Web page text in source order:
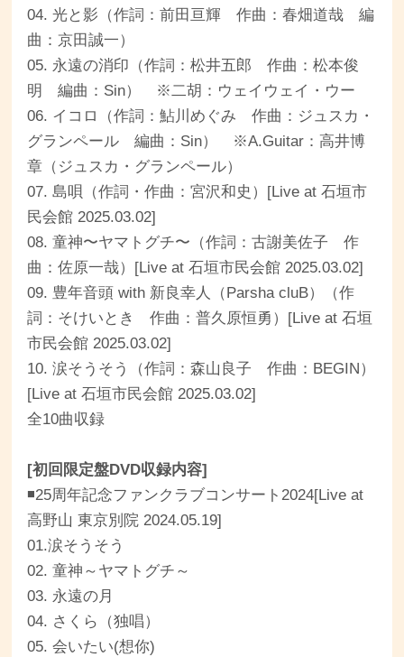
04. 光と影（作詞：前田亘輝 作曲：春畑道哉 編
曲：京田誠一）
05. 永遠の消印（作詞：松井五郎 作曲：松本俊
明 編曲：Sin） ※二胡：ウェイウェイ・ウー
06. イコロ（作詞：鮎川めぐみ 作曲：ジュスカ・
グランペール 編曲：Sin） ※A.Guitar：高井博
章（ジュスカ・グランペール）
07. 島唄（作詞・作曲：宮沢和史）[Live at ⽯垣市
⺠会館 2025.03.02]
08. 童神〜ヤマトグチ〜（作詞：古謝美佐子 作
曲：佐原一哉）[Live at ⽯垣市⺠会館 2025.03.02]
09. 豊年音頭 with 新良幸人（Parsha cluB）（作
詞：そけいとき 作曲：普久原恒勇）[Live at ⽯垣
市⺠会館 2025.03.02]
10. 涙そうそう（作詞：森山良子 作曲：BEGIN）
[Live at ⽯垣市⺠会館 2025.03.02]
全10曲収録
[初回限定盤DVD収録内容]
◾️25周年記念ファンクラブコンサート2024[Live at
高野山 東京別院 2024.05.19]
01.涙そうそう
02. 童神～ヤマトグチ～
03. 永遠の月
04. さくら（独唱）
05. 会いたい(想你)